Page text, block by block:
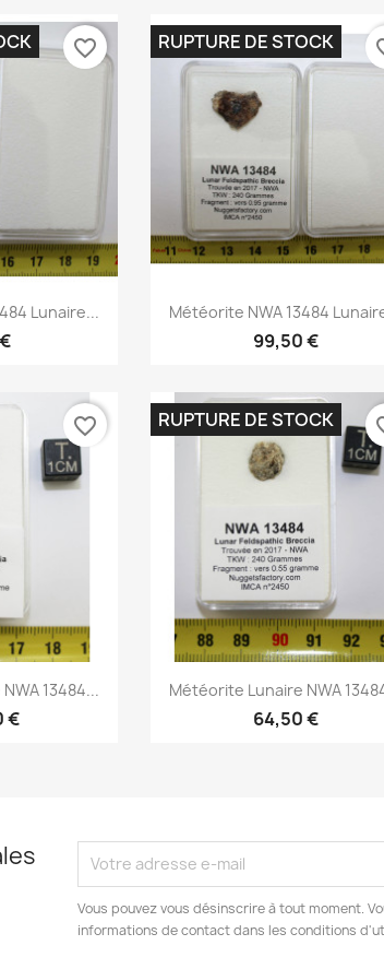
Lunaire...
favorite_border
Aperçu rapide
Météorite NWA 13484
99,50 €
RUPTURE DE STOCK
13484...
€
favorite_border
Aperçu rapide
Météorite Lunaire NWA
64,50 €
RUPTURE DE STOCK
Vous pouvez vous désinscrire à tout moment.
informations de contact dans les conditions